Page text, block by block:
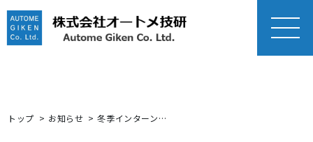
MEN
U
トップ お知らせ 冬季インターンシップ